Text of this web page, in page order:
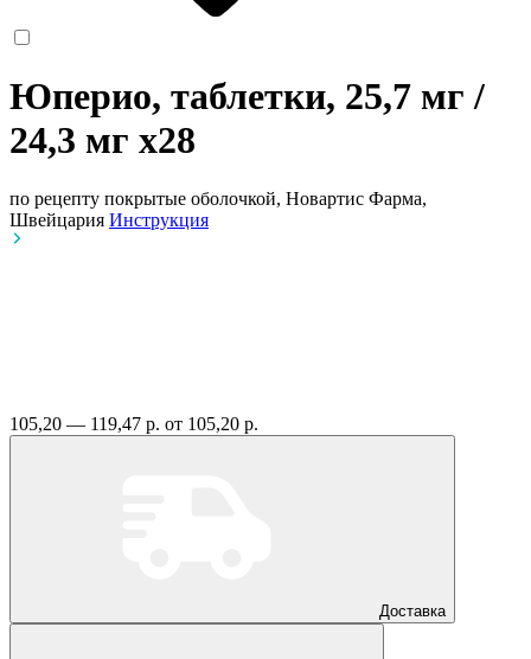
Юперио, таблетки, 25,7 мг /
24,3 мг x28
по рецепту покрытые оболочкой, Новартис Фарма,
Швейцария Инструкция
105,20 — 119,47 р. от 105,20 р.
Доставка